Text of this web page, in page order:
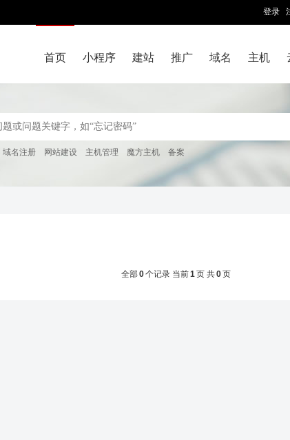
登录
首页 小程序 建站 推广 域名 主机
域名注册 网站建设 主机管理 魔方主机 备案
全部0个记录 当前1页 共0页